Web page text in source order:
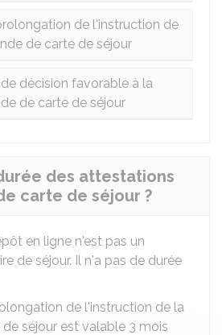
de l'instruction de
de carte de séjour
décision favorable à la
de carte de séjour
des attestations
carte de séjour ?
en ligne n'est pas un
de séjour. Il n'a pas de durée
de l'instruction de la
séjour est valable 3 mois